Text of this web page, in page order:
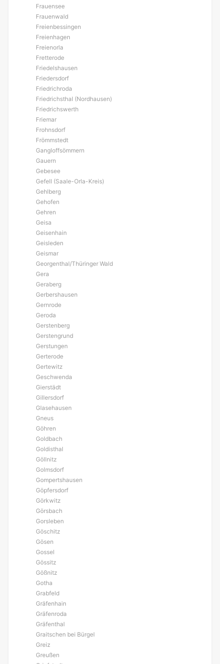
Frauensee
Frauenwald
Freienbessingen
Freienhagen
Freienorla
Fretterode
Friedelshausen
Friedersdorf
Friedrichroda
Friedrichsthal (Nordhausen)
Friedrichswerth
Friemar
Frohnsdorf
Frömmstedt
Gangloffsömmern
Gauern
Gebesee
Gefell (Saale-Orla-Kreis)
Gehlberg
Gehofen
Gehren
Geisa
Geisenhain
Geisleden
Geismar
Georgenthal/Thüringer Wald
Gera
Geraberg
Gerbershausen
Gernrode
Geroda
Gerstenberg
Gerstengrund
Gerstungen
Gerterode
Gertewitz
Geschwenda
Gierstädt
Gillersdorf
Glasehausen
Gneus
Göhren
Goldbach
Goldisthal
Göllnitz
Golmsdorf
Gompertshausen
Göpfersdorf
Görkwitz
Görsbach
Gorsleben
Göschitz
Gösen
Gossel
Gössitz
Gößnitz
Gotha
Grabfeld
Gräfenhain
Gräfenroda
Gräfenthal
Graitschen bei Bürgel
Greiz
Greußen